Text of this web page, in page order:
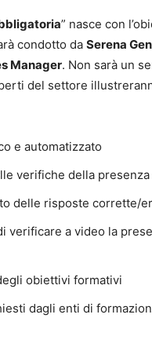
” nasce con
condotto da Serena
Manager. Non sarà un
del settore
e automatizzato
verifiche della
delle risposte corrette/
verificare a video la
obiettivi formativi
dagli enti di